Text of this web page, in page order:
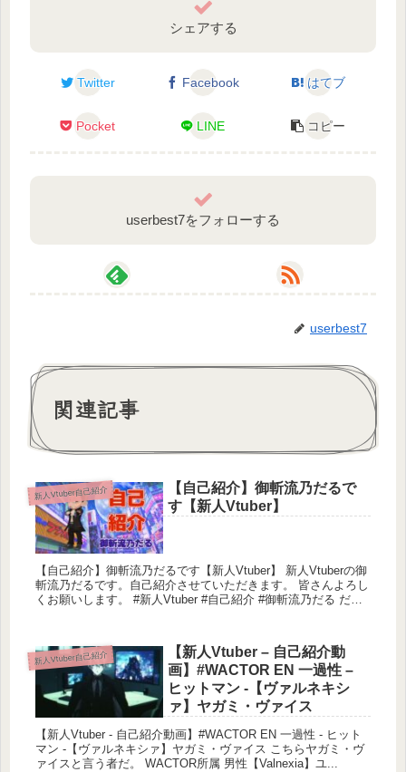
フォールガイズ プレイリスト
シェアする
Twitter Facebook はてブ
Pocket LINE コピー
userbest7をフォローする
userbest7
関連記事
新人Vtuber自己紹介
【自己紹介】御斬流乃だるで
す【新人Vtuber】
【自己紹介】御斬流乃だるです【新人Vtuber】 新人Vtuberの御
斬流乃だるです。自己紹介させていただきます。 皆さんよろし
くお願いします。 #新人Vtuber #自己紹介 #御斬流乃だる だ
新人Vtuber自己紹介
【新人Vtuber – 自己紹介動
画】#WACTOR EN 一過性 –
ヒットマン -【ヴァルネキシ
ァ】ヤガミ・ヴァイス
【新人Vtuber - 自己紹介動画】#WACTOR EN 一過性 - ヒット
マン -【ヴァルネキシァ】ヤガミ・ヴァイス こちらヤガミ・ヴ
ァイスと言う者だ。 WACTOR所属 男性【Valnexia】ユ...